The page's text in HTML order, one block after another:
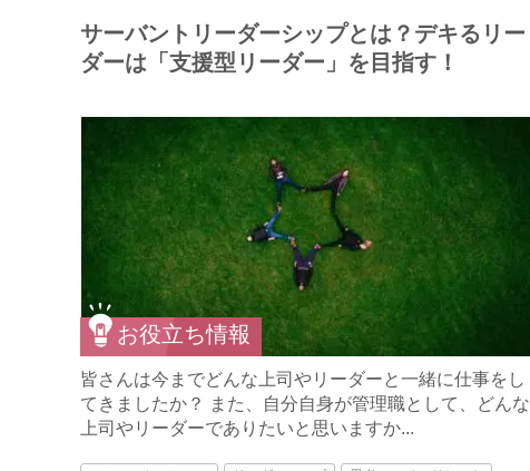
サーバントリーダーシップとは？デキるリー
ダーは「支援型リーダー」を目指す！
お役立ち情報
皆さんは今までどんな上司やリーダーと一緒に仕事をし
てきましたか？ また、自分自身が管理職として、どんな
上司やリーダーでありたいと思いますか...